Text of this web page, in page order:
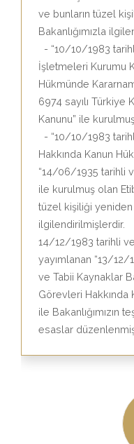
ve bunların tüzel
Bakanlığımızla
- “10/10/1983
İşletmeleri Kurumu
Hükmünde
6974 sayılı Türkiye
Kanunu” ile
- “10/10/1983
Hakkında Kanun
“14/06/1935 tarihli
ile kurulmuş olan
tüzel kişiliği yeniden
ilgilendirilmişlerdir.
14/12/1983 tarihli ve
yayımlanan “13/12/
ve Tabii Kaynaklar
Görevleri Hakkında
ile Bakanlığımızın
esaslar